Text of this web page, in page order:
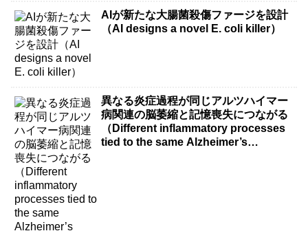
AIが新たな大腸菌殺傷ファージを設計
（AI designs a novel E. coli killer）
異なる炎症過程が同じアルツハイマー
病関連の脳萎縮と記憶喪失につながる
（Different inflammatory processes
tied to the same Alzheimer’s